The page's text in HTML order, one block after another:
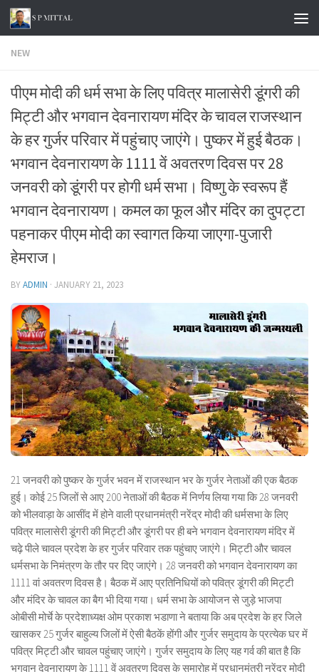
Skip to content
NEW
पीएम मोदी की धर्म सभा के लिए पवित्र मालासेरी डूंगरी की
मिट्टी और भगवान देवनारायण मंदिर के चावल राजस्थान
के हर गुर्जर परिवार में पहुंचाए जाएंगे। पुष्कर में हुई बैठक।
भगवान देवनारायण के 1111 वें अवतरण दिवस पर 28
जनवरी को डूंगरी पर होगी धर्म सभा। विष्णु के स्वरूप हैं
भगवान देवनारायण। कमल का फूल और मंदिर का दुपट्टा
पहनाकर पीएम मोदी का स्वागत किया जाएगा-पुजारी
हेमराज।
BYADMIN · JANUARY 21, 2023
21 जनवरी को पुष्कर के गुर्जर भवन में राजस्थान भर के गुर्जर नेताओं की एक बैठक
हुई। कोई 25 जिलों से आए 200 नेताओं की बैठक में निर्णय लिया गया कि 28 जनवरी
को भीलवाड़ा के आसींद में होने वाली प्रधानमंत्री नरेंद्र मोदी की धर्मसभा के लिए
पवित्र मालासेरी डूंगरी की मिट्टी और डूंगरी पर ही बने भगवान देवनारायण मंदिर में
चढ़े पीले चावल प्रदेश के हर गुर्जर परिवार तक पहुंचाए जाएंगे। मिट्टी और चावल
धर्मसभा के निमंत्रण के तौर पर दिए जाएंगे। 28 जनवरी को भगवान देवनारायण का
1111 वां अवतरण दिवस है। बैठक में आए प्रतिनिधियों को पवित्र डूंगरी की मिट्टी
और मंदिर के चावल का बैग भी दिया गया। धर्म सभा के आयोजन से जुड़े भाजपा
ओबीसी मोर्चे के प्रदेशाध्यक्ष ओम प्रकाश भडाणा ने बताया कि अब प्रदेश के हर जिले
खासकर 25 गुर्जर बाहुल्य जिलों में ऐसी बैठकें होंगी और गुर्जर समुदाय के प्रत्येक घर में
पवित्र मिट्टी और चावल पहुंचाए जाएंगे। गुर्जर समुदाय के लिए यह गर्व की बात है कि
भगवान देवनारायण के 1111 वें अवतरण दिवस के समारोह में प्रधानमंत्री नरेंद्र मोदी